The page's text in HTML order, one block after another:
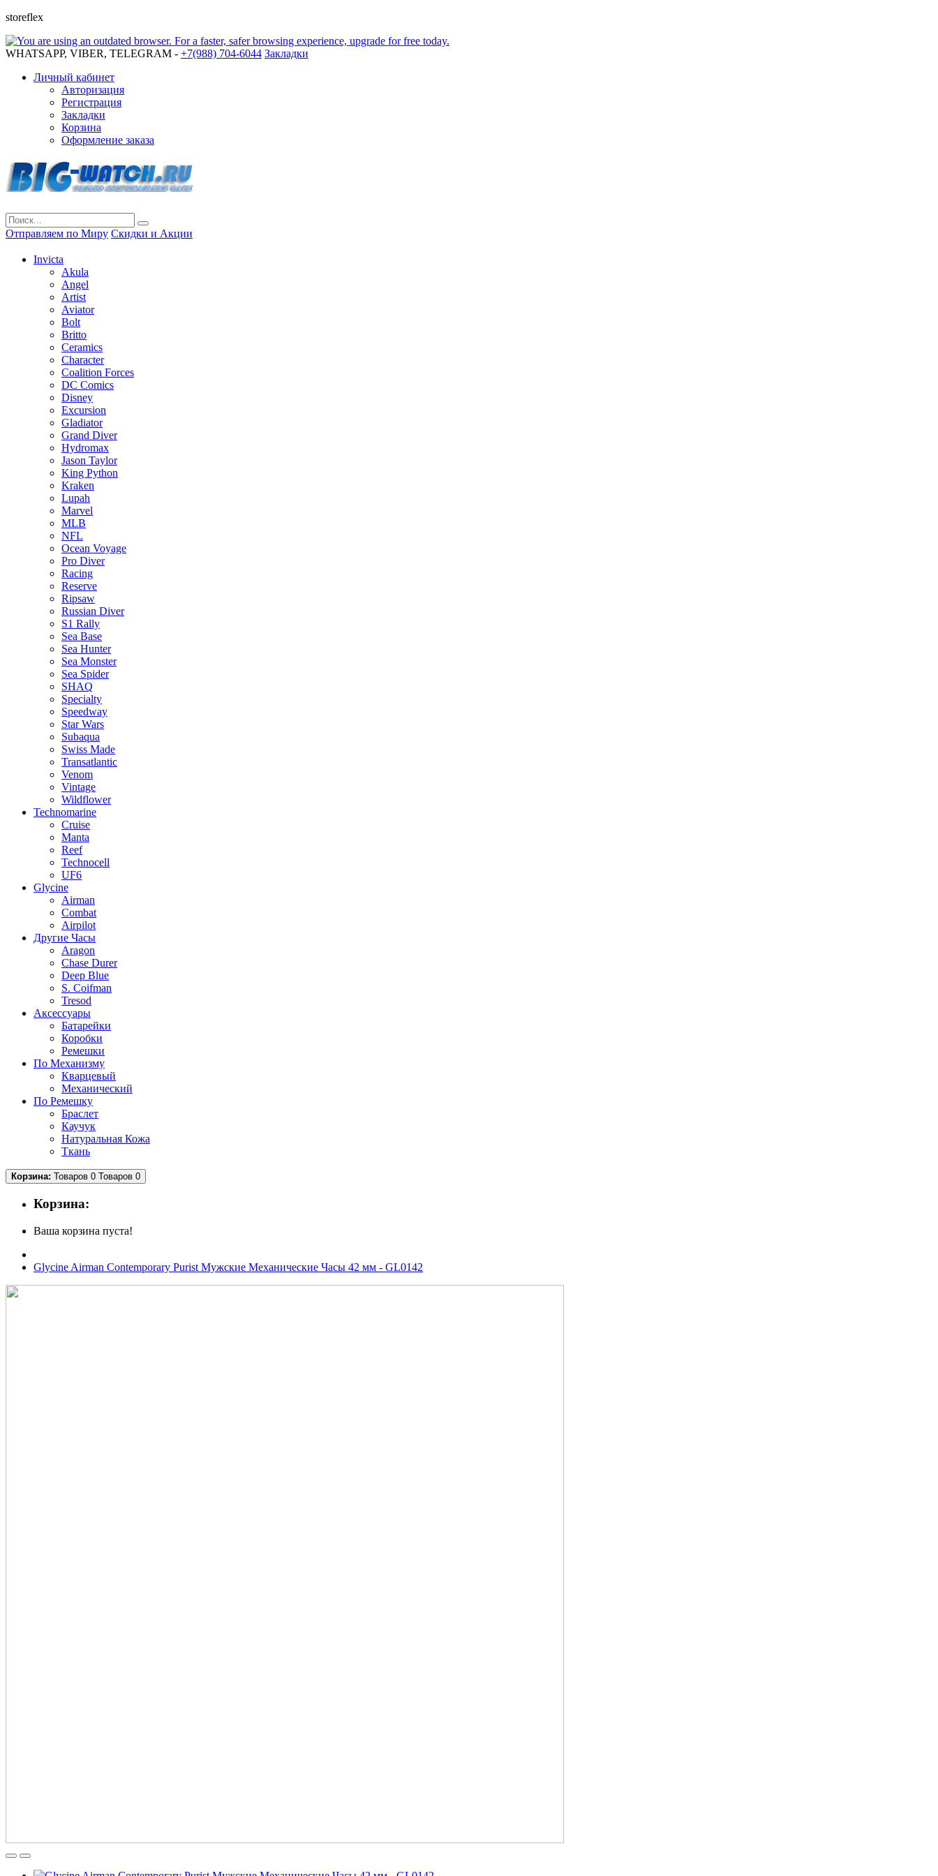
storeflex
WHATSAPP, VIBER, TELEGRAM - +7(988) 704-6044 Закладки
Личный кабинет
Авторизация
Регистрация
Закладки
Корзина
Оформление заказа
Отправляем по Миру Скидки и Акции
Invicta
Akula
Angel
Artist
Aviator
Bolt
Britto
Ceramics
Character
Coalition Forces
DC Comics
Disney
Excursion
Gladiator
Grand Diver
Hydromax
Jason Taylor
King Python
Kraken
Lupah
Marvel
MLB
NFL
Ocean Voyage
Pro Diver
Racing
Reserve
Ripsaw
Russian Diver
S1 Rally
Sea Base
Sea Hunter
Sea Monster
Sea Spider
SHAQ
Specialty
Speedway
Star Wars
Subaqua
Swiss Made
Transatlantic
Venom
Vintage
Wildflower
Technomarine
Cruise
Manta
Reef
Technocell
UF6
Glycine
Airman
Combat
Airpilot
Другие Часы
Aragon
Chase Durer
Deep Blue
S. Coifman
Tresod
Аксессуары
Батарейки
Коробки
Ремешки
По Механизму
Кварцевый
Механический
По Ремешку
Браслет
Каучук
Натуральная Кожа
Ткань
Корзина: Товаров 0 Товаров 0
Корзина:
Ваша корзина пуста!
Glycine Airman Contemporary Purist Мужские Механические Часы 42 мм - GL0142